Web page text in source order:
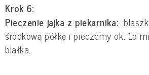
Krok 6:
Pieczenie jajka z piekarnika:
środkową półkę i pieczemy ok. 15
białka.